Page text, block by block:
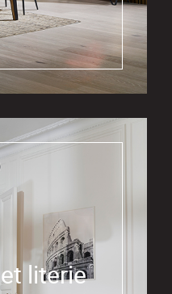
literie